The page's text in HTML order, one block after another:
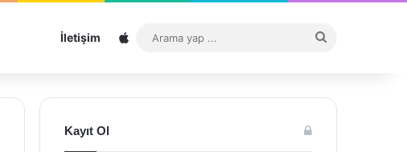
İletişim Sitemap
...
Kayıt Ol